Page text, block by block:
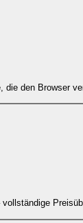
den Browser